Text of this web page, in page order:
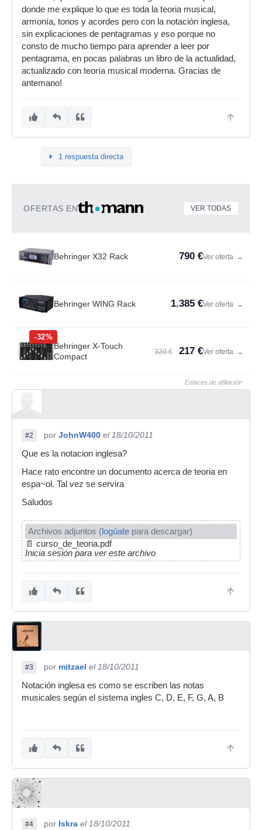
donde me explique lo que es toda la teoria musical,
armonía, tonos y acordes pero con la notación inglesa,
sin explicaciones de pentagramas y eso porque no
consto de mucho tiempo para aprender a leer por
pentagrama, en pocas palabras un libro de la actualidad,
actualizado con teoría musical moderna. Gracias de
antemano!
1 respuesta directa
OFERTAS EN VER TODAS
Behringer X32 Rack 790 €Ver oferta →
Behringer WING Rack 1.385 €Ver oferta →
-32%
Behringer X-Touch
Compact
320 € 217 €Ver oferta →
Enlaces de afiliación
#2 por JohnW400 el 18/10/2011
Que es la notacion inglesa?
Hace rato encontre un documento acerca de teoria en
espa~ol. Tal vez se servira
Saludos
Archivos adjuntos (logúate para descargar)
📄 curso_de_teoria.pdf
Inicia sesión para ver este archivo
#3 por mitzael el 18/10/2011
Notación inglesa es como se escriben las notas
musicales según el sistema ingles C, D, E, F, G, A, B
#4 por Iskra el 18/10/2011